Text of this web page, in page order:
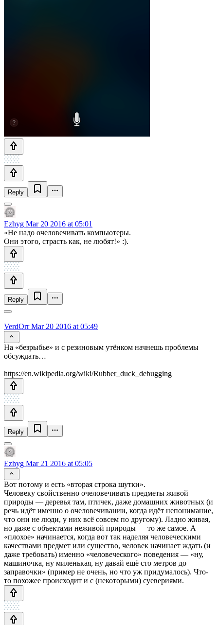
Reply
Ezhyg Mar 20 2016 at 05:01
«Не надо очеловечивать компьютеры.
Они этого, страсть как, не любят!» :).
Reply
VerdOrrMar 20 2016 at 05:49
На «безрыбье» и с резиновым утёнком начнешь проблемы
обсуждать…
https://en.wikipedia.org/wiki/Rubber_duck_debugging
Reply
Ezhyg Mar 21 2016 at 05:05
Вот потому и есть «вторая строка шутки».
Человеку свойственно очеловечивать предметы живой
природы — деревья там, птичек, даже домашних животных (и
речь идёт именно о очеловечивании, когда идёт непонимание,
что они не люди, у них всё совсем по другому). Ладно живая,
но даже с объектами неживой природы — то же самое. А
«плохое» начинается, когда вот так наделяя человеческими
качествами предмет или существо, человек начинает ждать (и
даже требовать) именно «человеческого» поведения — «ну,
машиночка, ну миленькая, ну давай ещё сто метров до
заправочки» (пример не очень, но что уж придумалось). Что-
то похожее происходит и с (некоторыми) суевериями.